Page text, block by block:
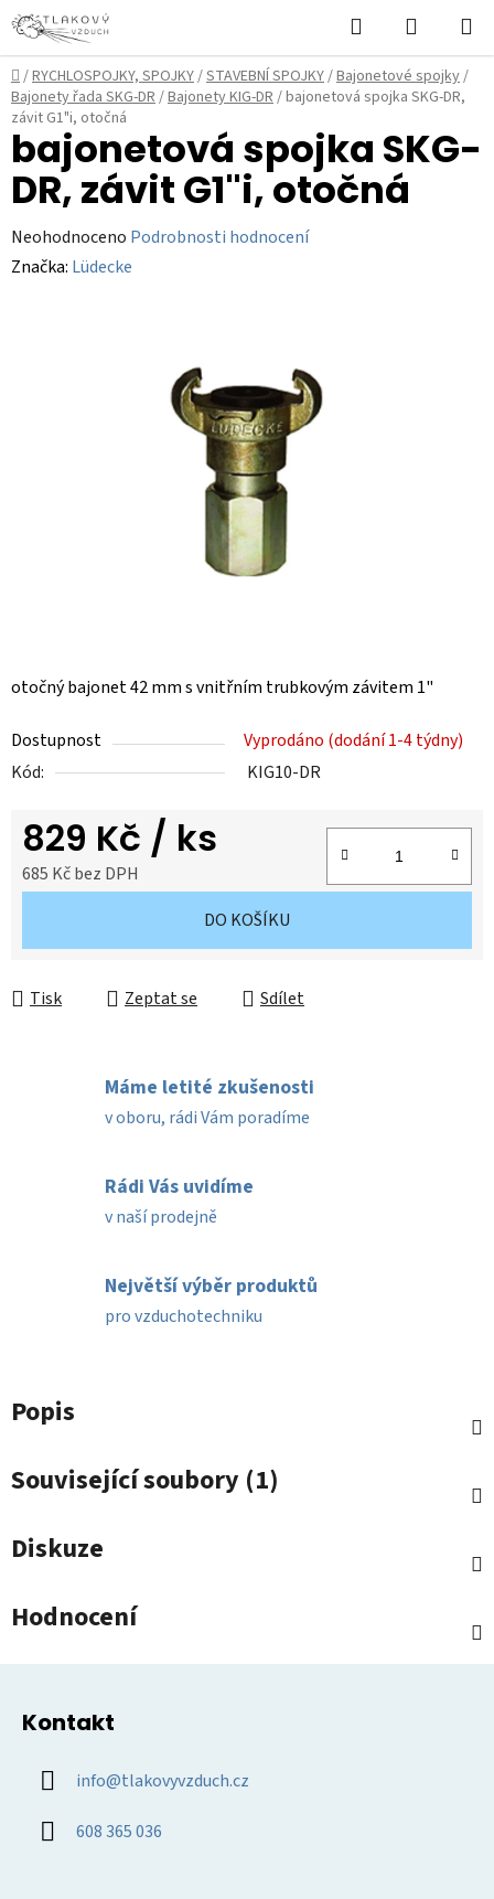
Přejít
na
obsah
Hledat
KOŠÍK
Domů
/RYCHLOSPOJKY, SPOJKY/STAVEBNÍ SPOJKY/Bajonetové spojky/
Bajonety řada SKG-DR/Bajonety KIG-DR/bajonetová spojka SKG-DR,
závit G1"i, otočná
otočný bajonet 42 mm s vnitřním trubkovým závitem 1"
Dostupnost
Vyprodáno (dodání 1-4 týdny)
Kód:
KIG10-DR
829 Kč / ks
685 Kč bez DPH
DO KOŠÍKU
Tisk Zeptat se Sdílet
bajonetová spojka SKG-
DR, závit G1"i, otočná
Průměrné
hodnocení
Neohodnoceno Podrobnosti hodnocení
Značka: Lüdecke
Máme letité zkušenosti
v oboru, rádi Vám poradíme
Rádi Vás uvidíme
v naší prodejně
Největší výběr produktů
pro vzduchotechniku
Popis
Související soubory (1)
Diskuze
Hodnocení
Kontakt
info@tlakovyvzduch.cz
608 365 036